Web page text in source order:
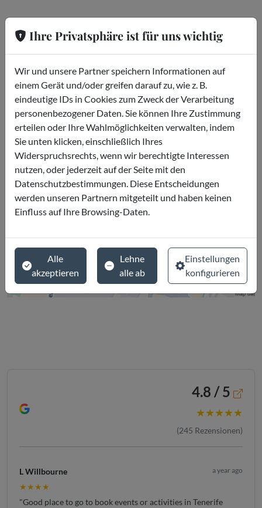
Wo ist es
Londra
4.8 / 5
★★★★★
(245 Rezensionen)
L Willbourne a year ago
★★★★
"Good place to go to book events or activities in Tenerife
Ihre Privatsphäre ist für uns wichtig
Wir und unsere Partner speichern Informationen auf
einem Gerät und/oder greifen darauf zu, wie z. B.
eindeutige IDs in Cookies zum Zweck der Verarbeitung
personenbezogener Daten. Sie können Ihre Zustimmung
erteilen oder Ihre Wahlmöglichkeiten verwalten, indem
Sie unten klicken, einschließlich Ihres
Widerspruchsrechts, wenn wir berechtigte Interessen
nutzen, oder jederzeit auf der Seite mit den
Datenschutzbestimmungen. Diese Entscheidungen
werden unseren Partnern mitgeteilt und haben keinen
Einfluss auf Ihre Browsing-Daten.
Alle
akzeptieren
Lehne
alle ab
Einstellungen
konfigurieren